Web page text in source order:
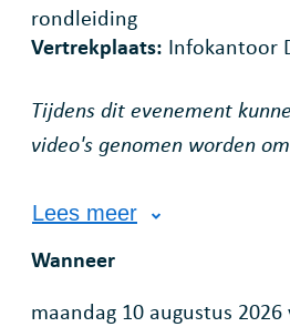
rondleiding
Vertrekplaats: Infokantoor
Tijdens dit evenement
video's genomen worden
komen, maak dit dan
fotograaf. Voor meer
we je naar onze
Lees meer
Wanneer
maandag 10 augustus 2026